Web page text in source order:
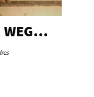
WEG…